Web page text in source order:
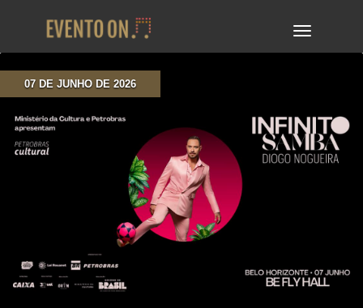
TOGGLE
07 DE JUNHO DE 2026